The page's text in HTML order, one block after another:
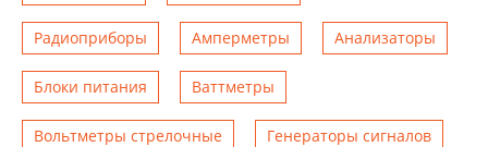
Радиоприборы Амперметры Анализаторы
Блоки питания Ваттметры
Вольтметры стрелочные Генераторы сигналов